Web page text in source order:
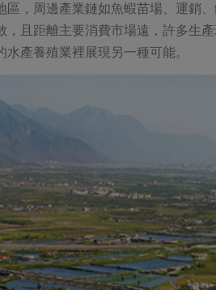
，周邊產業鏈如魚蝦苗場、運銷
且距離主要消費市場遠，許多生
產養殖業裡展現另一種可能。